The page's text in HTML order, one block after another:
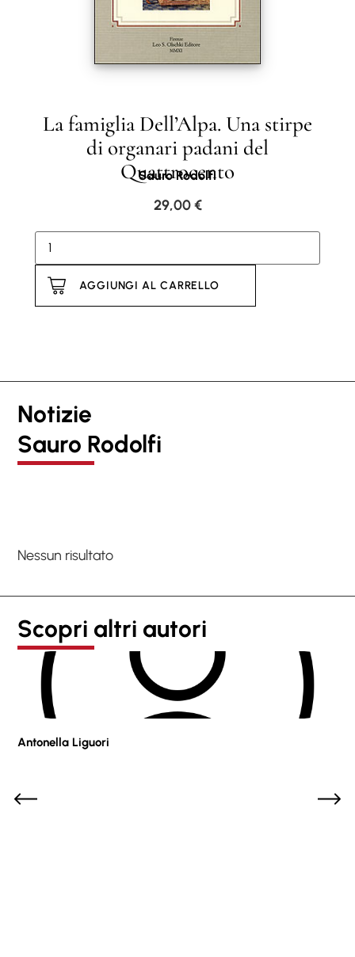
La famiglia Dell’Alpa. Una stirpe
di organari padani del
Quattrocento
Sauro Rodolfi
29,00€
AGGIUNGI AL CARRELLO
Notizie
Sauro Rodolfi
Nessun risultato
Scopri altri autori
Antonella Liguori